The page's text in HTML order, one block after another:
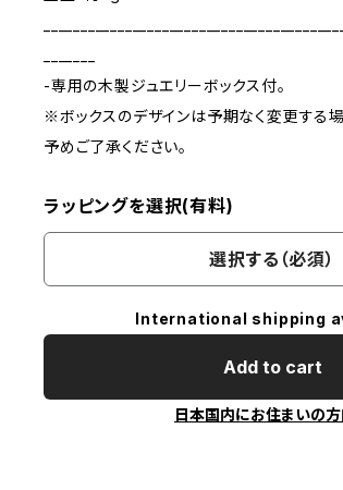
-専用の木製ジュエリーボックス付。
※ボックスのデザインは予期なく変更する場
予めご了承ください。
ラッピングを選択(有料)
選択する（必須）
International shipping
Add to cart
日本国内にお住まいの